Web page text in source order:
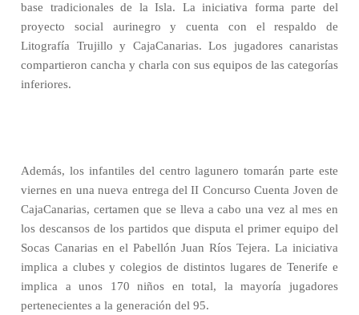
base tradicionales de la Isla. La iniciativa forma parte del
proyecto social aurinegro y cuenta con el respaldo de
Litografía Trujillo y CajaCanarias. Los jugadores canaristas
compartieron cancha y charla con sus equipos de las categorías
inferiores.
Además, los infantiles del centro lagunero tomarán parte este
viernes en una nueva entrega del II Concurso Cuenta Joven de
CajaCanarias, certamen que se lleva a cabo una vez al mes en
los descansos de los partidos que disputa el primer equipo del
Socas Canarias en el Pabellón Juan Ríos Tejera. La iniciativa
implica a clubes y colegios de distintos lugares de Tenerife e
implica a unos 170 niños en total, la mayoría jugadores
pertenecientes a la generación del 95.